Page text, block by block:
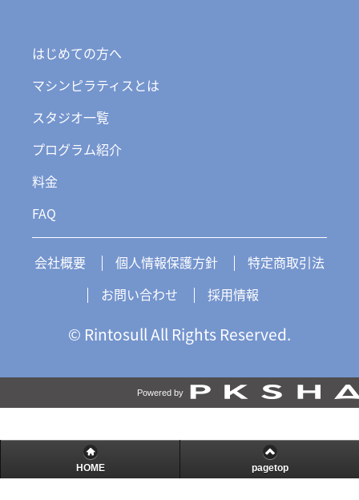
はじめての方へ
マシンピラティスとは
スタジオ一覧
プログラム紹介
料金
FAQ
会社概要 個人情報保護方針
特定商取引法
お問い合わせ
採用情報
© Rintosull All Rights Reserved.
Powered by
HOME pagetop